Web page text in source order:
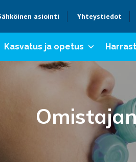
asiointi Yhteystiedot
Kasvatus ja opetus